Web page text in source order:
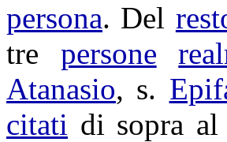
persona. Del
tre persone
Atanasio, s.
citati di sopra al